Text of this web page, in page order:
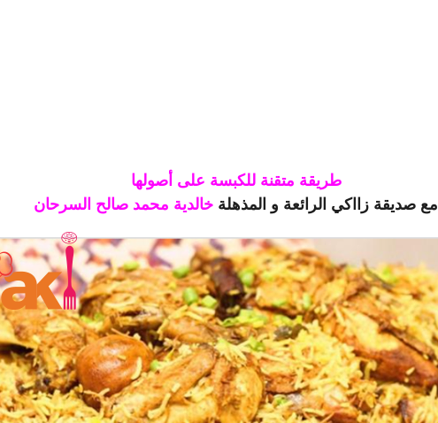
طريقة متقنة للكبسة على أصولها
مع صديقة زااكي الرائعة و المذهلة خالدية محمد صالح السرحان